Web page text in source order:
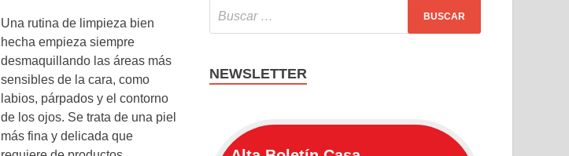
Una rutina de limpieza bien
hecha empieza siempre
desmaquillando las áreas más
sensibles de la cara, como
labios, párpados y el contorno
de los ojos. Se trata de una piel
más fina y delicada que
NEWSLETTER